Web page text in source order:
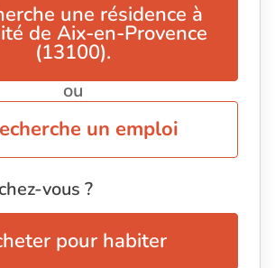
une résidence à
de Aix-en-Provence
(13100).
ou
un emploi
vous ?
pour habiter